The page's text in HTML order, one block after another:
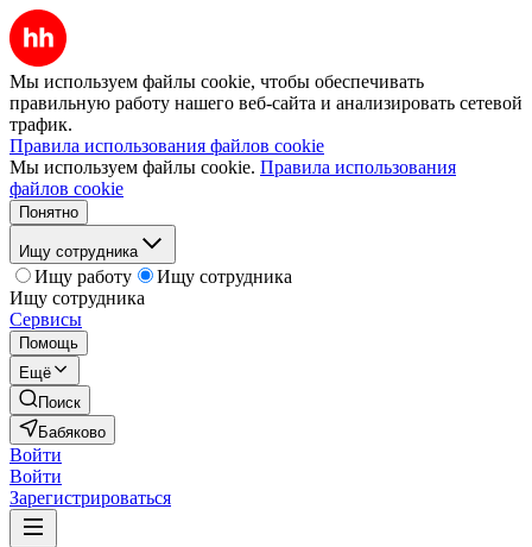
Мы используем файлы cookie, чтобы обеспечивать
правильную работу нашего веб-сайта и анализировать сетевой
трафик.
Правила использования файлов cookie
Мы используем файлы cookie. Правила использования
файлов cookie
Понятно
Ищу сотрудника
Ищу работу
Ищу сотрудника
Ищу сотрудника
Сервисы
Помощь
Ещё
Поиск
Бабяково
Войти
Войти
Зарегистрироваться